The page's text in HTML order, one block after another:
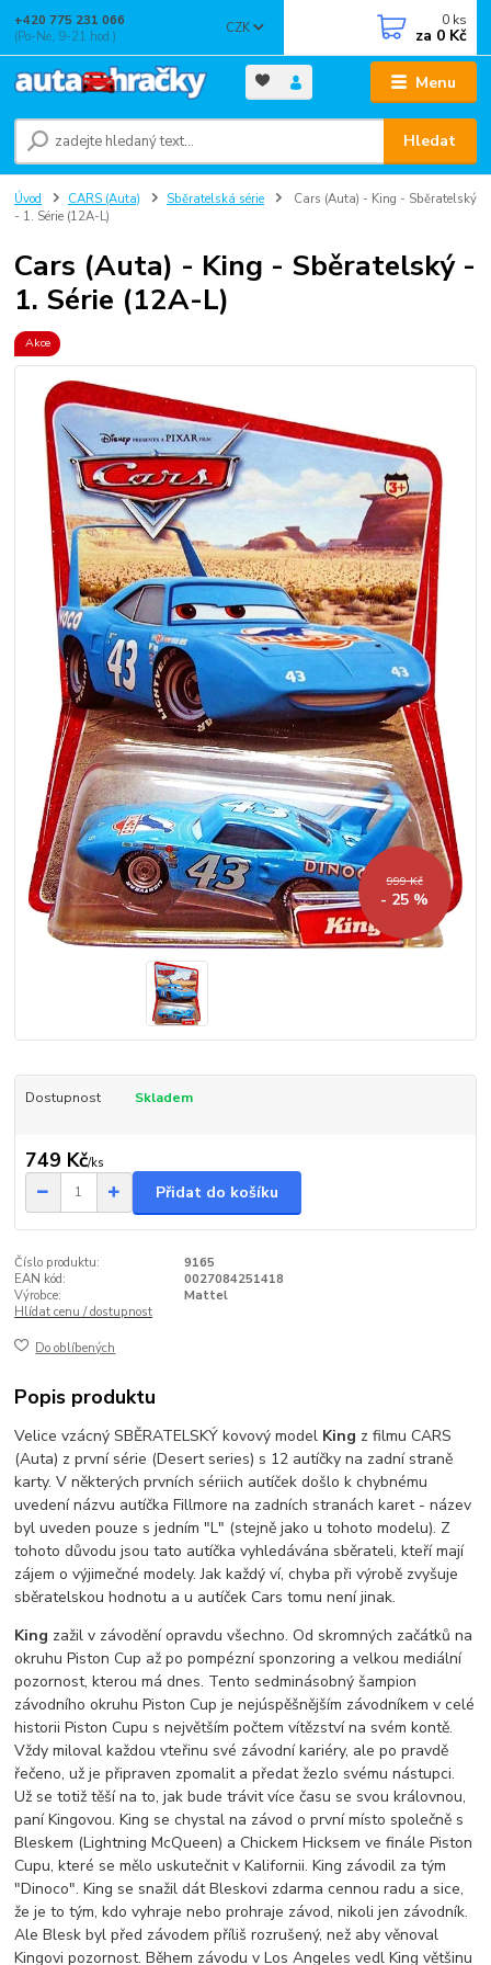
Menu
CZK
Hledat
+420 775 231 066
(Po-Ne, 9-21 hod.)
0 ks
za 0 Kč
Úvod CARS (Auta) Sběratelská série
Cars (Auta) - King - Sběratelský
- 1. Série (12A-L)
Cars (Auta) - King - Sběratelský -
1. Série (12A-L)
Akce
999 Kč
- 25 %
Dostupnost Skladem
749 Kč/ks
Přidat do košíku
Číslo produktu:
9165
EAN kód:
0027084251418
Výrobce:
Mattel
Hlídat cenu / dostupnost
Do oblíbených
Popis produktu
Velice vzácný SBĚRATELSKÝ kovový model King z filmu CARS
(Auta) z první série (Desert series) s 12 autíčky na zadní straně
karty. V některých prvních sériich autíček došlo k chybnému
uvedení názvu autíčka Fillmore na zadních stranách karet - název
byl uveden pouze s jedním "L" (stejně jako u tohoto modelu). Z
tohoto důvodu jsou tato autíčka vyhledávána sběrateli, kteří mají
zájem o výjimečné modely. Jak každý ví, chyba při výrobě zvyšuje
sběratelskou hodnotu a u autíček Cars tomu není jinak.
King zažil v závodění opravdu všechno. Od skromných začátků na
okruhu Piston Cup až po pompézní sponzoring a velkou mediální
pozornost, kterou má dnes. Tento sedminásobný šampion
závodního okruhu Piston Cup je nejúspěšnějším závodníkem v celé
historii Piston Cupu s největším počtem vítězství na svém kontě.
Vždy miloval každou vteřinu své závodní kariéry, ale po pravdě
řečeno, už je připraven zpomalit a předat žezlo svému nástupci.
Už se totiž těší na to, jak bude trávit více času se svou královnou,
paní Kingovou. King se chystal na závod o první místo společně s
Bleskem (Lightning McQueen) a Chickem Hicksem ve finále Piston
Cupu, které se mělo uskutečnit v Kalifornii. King závodil za tým
"Dinoco". King se snažil dát Bleskovi zdarma cennou radu a sice,
že je to tým, kdo vyhraje nebo prohraje závod, nikoli jen závodník.
Ale Blesk byl před závodem příliš rozrušený, než aby věnoval
Kingovi pozornost. Během závodu v Los Angeles vedl King většinu